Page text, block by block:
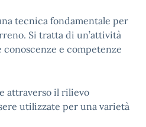
tecnica fondamentale per
Si tratta di un’attività
e competenze
attraverso il rilievo
utilizzate per una varietà